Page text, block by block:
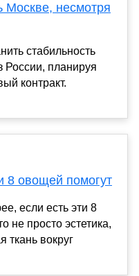
Москве, несмотря
стабильность
России, планируя
контракт.
8 овощей помогут
если есть эти 8
просто эстетика,
ткань вокруг